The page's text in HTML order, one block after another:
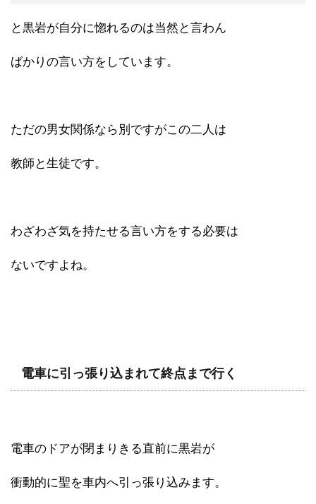
と黒岩が自分に惚れるのは当然と言わん
ばかりの言い方をしています。
ただの男女関係なら別ですがこの二人は
教師と生徒です。
わざわざ気を持たせる言い方をする必要は
ないですよね。
電車に引っ張り込まれて終点まで行く
電車のドアが閉まりきる直前に黒岩が
衝動的に聖を車内へ引っ張り込みます。